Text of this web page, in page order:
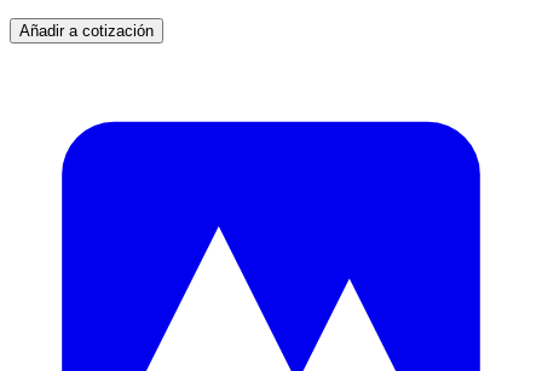
Añadir a cotización